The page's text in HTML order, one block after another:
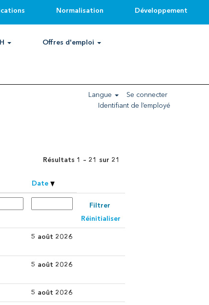
Normalisation Développement
Offres d'emploi
Langue
Se connecter
Identifiant de l’employé
Résultats 1 – 21 sur 21
Date
Réinitialiser
5 août 2026
5 août 2026
5 août 2026